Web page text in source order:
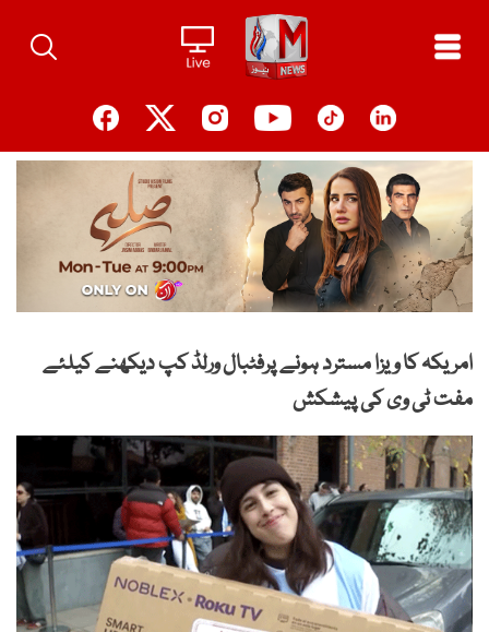
content
امریکہ کا ویزا مسترد ہونے پرفٹبال ورلڈ کپ دیکھنے کیلئے
مفت ٹی وی کی پیشکش